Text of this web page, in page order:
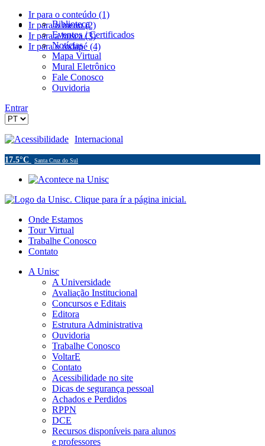
Ir para o conteúdo (1)
Ir para o menu (2)
Ir para a busca (3)
Ir para o rodapé (4)
Biblioteca
Eventos / Certificados
Notícias
Mapa Virtual
Mural Eletrônico
Fale Conosco
Ouvidoria
Entrar
Acessibilidade Internacional
17.5°C Santa Cruz do Sul
Onde Estamos
Tour Virtual
Trabalhe Conosco
Contato
A Unisc
A Universidade
Avaliação Institucional
Concursos e Editais
Editora
Estrutura Administrativa
Ouvidoria
Trabalhe Conosco
VoltarE
Contato
Acessibilidade no site
Dicas de segurança pessoal
Achados e Perdidos
RPPN
DCE
Recursos disponíveis para alunos
e professores